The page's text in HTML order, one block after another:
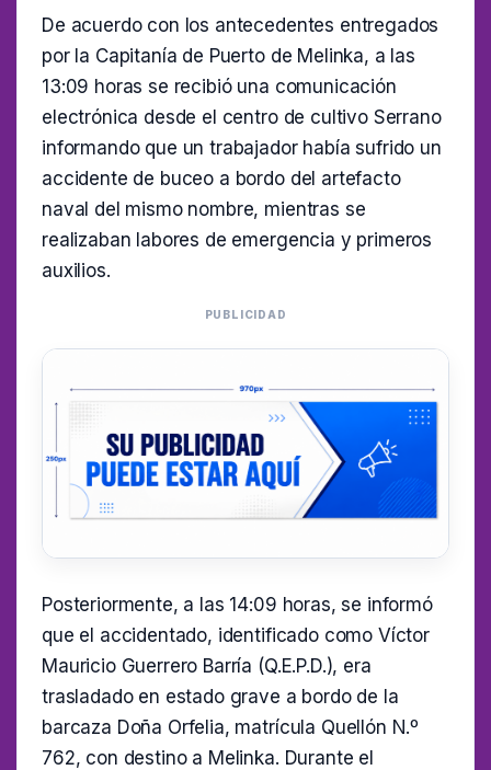
De acuerdo con los antecedentes entregados
por la Capitanía de Puerto de Melinka, a las
13:09 horas se recibió una comunicación
electrónica desde el centro de cultivo Serrano
informando que un trabajador había sufrido un
accidente de buceo a bordo del artefacto
naval del mismo nombre, mientras se
realizaban labores de emergencia y primeros
auxilios.
PUBLICIDAD
Posteriormente, a las 14:09 horas, se informó
que el accidentado, identificado como Víctor
Mauricio Guerrero Barría (Q.E.P.D.), era
trasladado en estado grave a bordo de la
barcaza Doña Orfelia, matrícula Quellón N.º
762, con destino a Melinka. Durante el